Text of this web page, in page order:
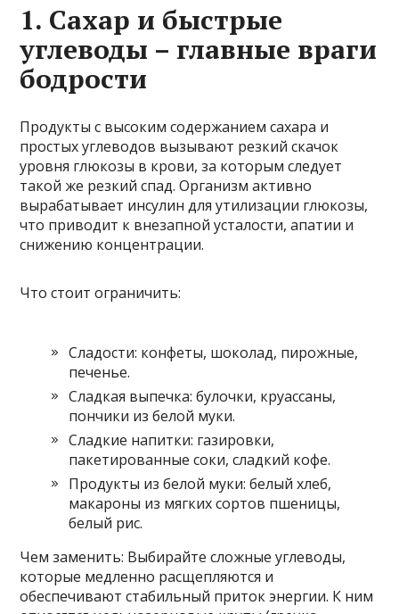
1. Сахар и быстрые
углеводы – главные враги
бодрости
Продукты с высоким содержанием сахара и
простых углеводов вызывают резкий скачок
уровня глюкозы в крови, за которым следует
такой же резкий спад. Организм активно
вырабатывает инсулин для утилизации глюкозы,
что приводит к внезапной усталости, апатии и
снижению концентрации.
Что стоит ограничить:
Сладости: конфеты, шоколад, пирожные,
печенье.
Сладкая выпечка: булочки, круассаны,
пончики из белой муки.
Сладкие напитки: газировки,
пакетированные соки, сладкий кофе.
Продукты из белой муки: белый хлеб,
макароны из мягких сортов пшеницы,
белый рис.
Чем заменить: Выбирайте сложные углеводы,
которые медленно расщепляются и
обеспечивают стабильный приток энергии. К ним